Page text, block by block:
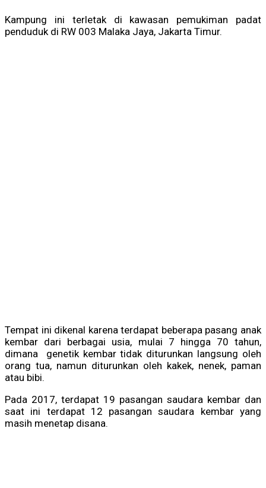
Kampung ini terletak di kawasan pemukiman padat
penduduk di RW 003 Malaka Jaya, Jakarta Timur.
Tempat ini dikenal karena terdapat beberapa pasang anak
kembar dari berbagai usia, mulai 7 hingga 70 tahun,
dimana genetik kembar tidak diturunkan langsung oleh
orang tua, namun diturunkan oleh kakek, nenek, paman
atau bibi.
Pada 2017, terdapat 19 pasangan saudara kembar dan
saat ini terdapat 12 pasangan saudara kembar yang
masih menetap disana.